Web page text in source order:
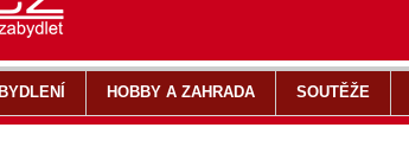
HOBBY A ZAHRADA SOUTĚŽE